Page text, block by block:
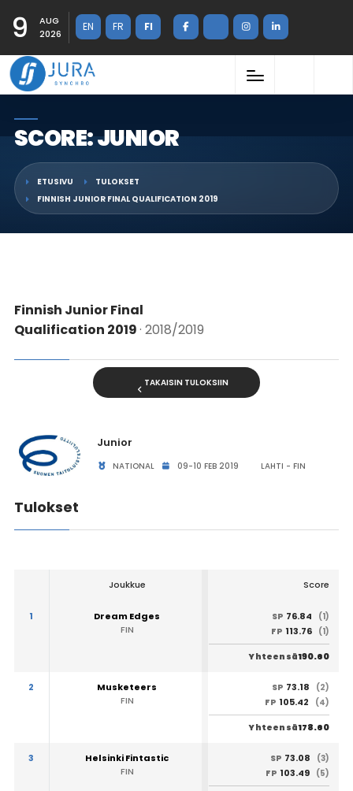
9
AUG
2026
EN FR FI
SCORE: JUNIOR
ETUSIVU
TULOKSET
FINNISH JUNIOR FINAL QUALIFICATION 2019
Finnish Junior Final
Qualification 2019· 2018/2019
TAKAISIN TULOKSIIN
Junior
NATIONAL 09-10 FEB 2019 LAHTI - FIN
Tulokset
Joukkue Score
1
Dream Edges
FIN
SP 76.84
(1)
FP 113.76 (1)
Yhteensä190.60
2
Musketeers
FIN
SP 73.18
(2)
FP 105.42 (4)
Yhteensä178.60
3
Helsinki Fintastic
FIN
SP 73.08
(3)
FP 103.49 (5)